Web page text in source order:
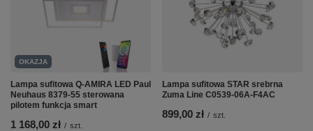
OKAZJA
Lampa sufitowa Q-AMIRA LED Paul
Neuhaus 8379-55 sterowana
pilotem funkcja smart
1 168,00 zł / szt.
Lampa sufitowa STAR srebrna
Zuma Line C0539-06A-F4AC
899,00 zł / szt.